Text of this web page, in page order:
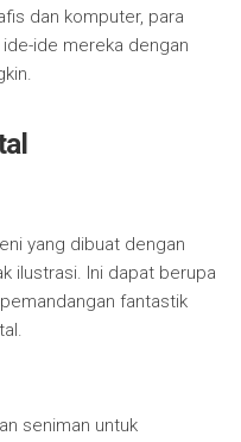
dan komputer, para
ide mereka dengan
yang dibuat dengan
ilustrasi. Ini dapat berupa
fantastik
seniman untuk